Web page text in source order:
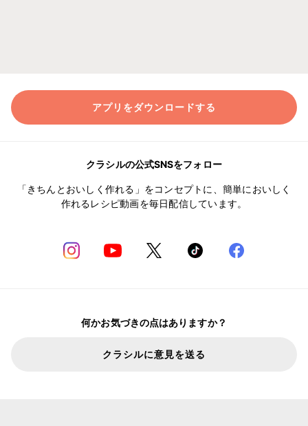
アプリをダウンロードする
クラシルの公式SNSをフォロー
「きちんとおいしく作れる」をコンセプトに、簡単においしく
作れるレシピ動画を毎日配信しています。
何かお気づきの点はありますか？
クラシルに意見を送る